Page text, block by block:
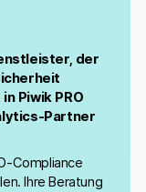
der
Piwik PRO
Partner
Compliance
Ihre Beratung